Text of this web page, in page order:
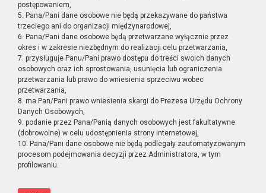
postępowaniem,
5. Pana/Pani dane osobowe nie będą przekazywane do państwa
trzeciego ani do organizacji międzynarodowej,
6. Pana/Pani dane osobowe będą przetwarzane wyłącznie przez
okres i w zakresie niezbędnym do realizacji celu przetwarzania,
7. przysługuje Panu/Pani prawo dostępu do treści swoich danych
osobowych oraz ich sprostowania, usunięcia lub ograniczenia
przetwarzania lub prawo do wniesienia sprzeciwu wobec
przetwarzania,
8. ma Pan/Pani prawo wniesienia skargi do Prezesa Urzędu Ochrony
Danych Osobowych,
9. podanie przez Pana/Panią danych osobowych jest fakultatywne
(dobrowolne) w celu udostępnienia strony internetowej,
10. Pana/Pani dane osobowe nie będą podlegały zautomatyzowanym
procesom podejmowania decyzji przez Administratora, w tym
profilowaniu.